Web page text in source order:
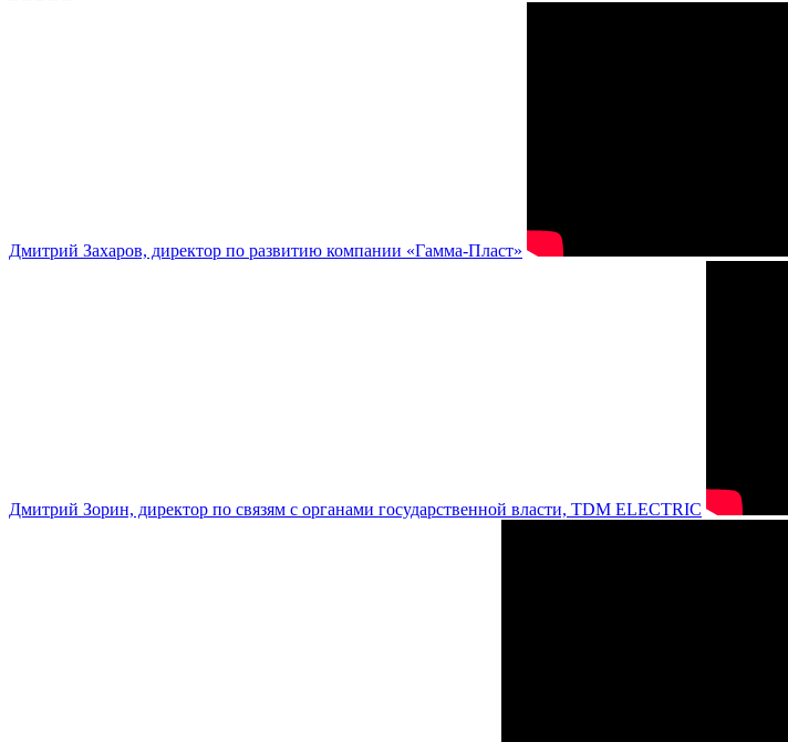
Дмитрий Захаров, директор по развитию компании «Гамма-Пласт»
Дмитрий Зорин, директор по связям с органами государственной власти, TDM ELECTRIC